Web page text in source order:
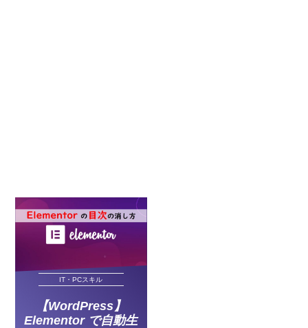
IT・PCスキル
【WordPress】
Elementor で自動生